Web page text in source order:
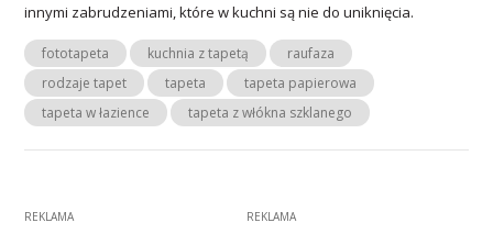
innymi zabrudzeniami, które w kuchni są nie do uniknięcia.
fototapeta kuchnia z tapetą
raufaza
rodzaje tapet
tapeta
tapeta papierowa
tapeta w łazience
tapeta z włókna szklanego